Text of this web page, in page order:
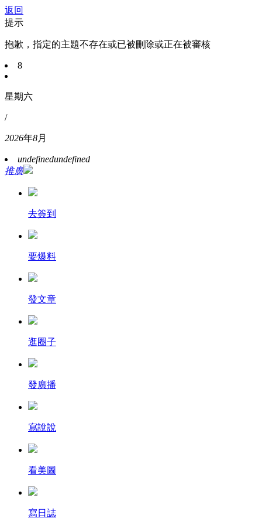
返回
提示
抱歉，指定的主題不存在或已被刪除或正在被審核
8
星期六
/
2026年8月
undefinedundefined
推廣
去簽到
要爆料
發文章
逛圈子
發廣播
寫說說
看美圖
寫日誌